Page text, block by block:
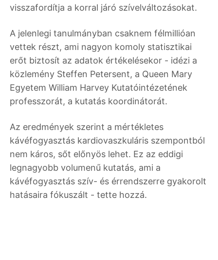
visszafordítja a korral járó szívelváltozásokat.
A jelenlegi tanulmányban csaknem félmillióan
vettek részt, ami nagyon komoly statisztikai
erőt biztosít az adatok értékelésekor - idézi a
közlemény Steffen Petersent, a Queen Mary
Egyetem William Harvey Kutatóintézetének
professzorát, a kutatás koordinátorát.
Az eredmények szerint a mértékletes
kávéfogyasztás kardiovaszkuláris szempontból
nem káros, sőt előnyös lehet. Ez az eddigi
legnagyobb volumenű kutatás, ami a
kávéfogyasztás szív- és érrendszerre gyakorolt
hatásaira fókuszált - tette hozzá.